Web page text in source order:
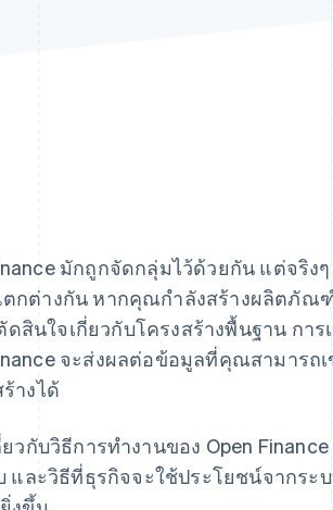
มักถูกจัดกลุ่มไว้ด้วยกัน แต่จริ
ต่างกัน หากคุณกำลังสร้างผลิตภัณฑ์
สินใจเกี่ยวกับโครงสร้างพื้นฐาน กา
จะส่งผลต่อข้อมูลที่คุณสามารถ
างได้
กับวิธีการทำงานของ Open Finance
และวิธีที่ธุรกิจจะใช้ประโยชน์จากระ